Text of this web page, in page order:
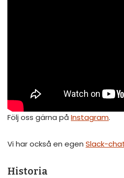
Följ oss gärna på Instagram.
Vi har också en egen Slack-
Historia